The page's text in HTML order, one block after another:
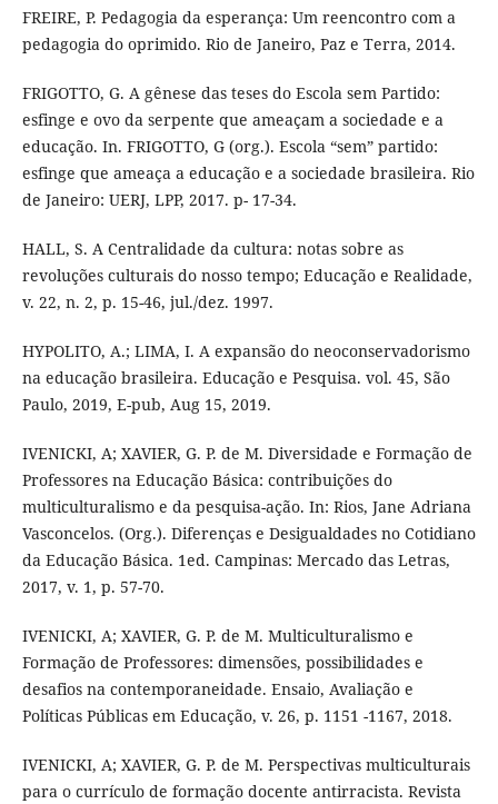
FREIRE, P. Pedagogia da esperança: Um reencontro com a
pedagogia do oprimido. Rio de Janeiro, Paz e Terra, 2014.
FRIGOTTO, G. A gênese das teses do Escola sem Partido:
esfinge e ovo da serpente que ameaçam a sociedade e a
educação. In. FRIGOTTO, G (org.). Escola “sem” partido:
esfinge que ameaça a educação e a sociedade brasileira. Rio
de Janeiro: UERJ, LPP, 2017. p- 17-34.
HALL, S. A Centralidade da cultura: notas sobre as
revoluções culturais do nosso tempo; Educação e Realidade,
v. 22, n. 2, p. 15-46, jul./dez. 1997.
HYPOLITO, A.; LIMA, I. A expansão do neoconservadorismo
na educação brasileira. Educação e Pesquisa. vol. 45, São
Paulo, 2019, E-pub, Aug 15, 2019.
IVENICKI, A; XAVIER, G. P. de M. Diversidade e Formação de
Professores na Educação Básica: contribuições do
multiculturalismo e da pesquisa-ação. In: Rios, Jane Adriana
Vasconcelos. (Org.). Diferenças e Desigualdades no Cotidiano
da Educação Básica. 1ed. Campinas: Mercado das Letras,
2017, v. 1, p. 57-70.
IVENICKI, A; XAVIER, G. P. de M. Multiculturalismo e
Formação de Professores: dimensões, possibilidades e
desafios na contemporaneidade. Ensaio, Avaliação e
Políticas Públicas em Educação, v. 26, p. 1151 -1167, 2018.
IVENICKI, A; XAVIER, G. P. de M. Perspectivas multiculturais
para o currículo de formação docente antirracista. Revista